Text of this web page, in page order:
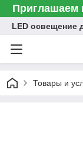
Приглашаем
LED освещение
Товары и